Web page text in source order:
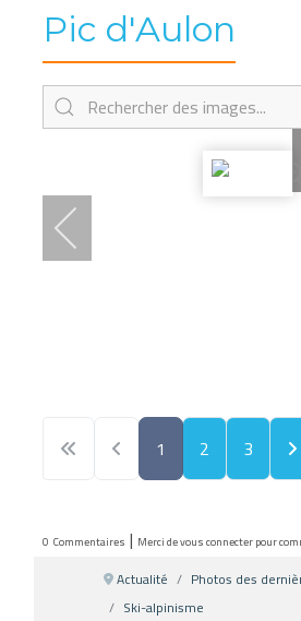
Pic d'Aulon
1 2 3
0 Commentaires | Merci de vous connecter pour
Actualité
Photos des
Ski-alpinisme